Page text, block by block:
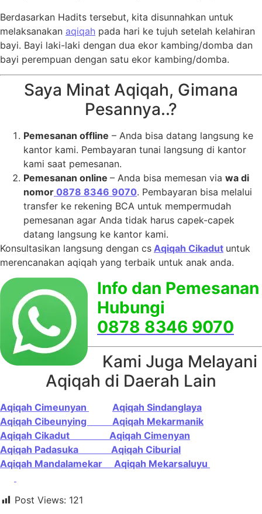
Berdasarkan Hadits tersebut, kita disunnahkan untuk
melaksanakan aqiqah pada hari ke tujuh setelah kelahiran
bayi. Bayi laki-laki dengan dua ekor kambing/domba dan
bayi perempuan dengan satu ekor kambing/domba.
Saya Minat Aqiqah, Gimana
Pesannya..?
Pemesanan offline – Anda bisa datang langsung ke
kantor kami. Pembayaran tunai langsung di kantor
kami saat pemesanan.
Pemesanan online – Anda bisa memesan via wa di
nomor 0878 8346 9070. Pembayaran bisa melalui
transfer ke rekening BCA untuk mempermudah
pemesanan agar Anda tidak harus capek-capek
datang langsung ke kantor kami.
Konsultasikan langsung dengan cs Aqiqah Cikadut untuk
merencanakan aqiqah yang terbaik untuk anak anda.
Info dan Pemesanan
Hubungi
0878 8346 9070
Kami Juga Melayani
Aqiqah di Daerah Lain
Aqiqah Cimeunyan
Aqiqah Sindanglaya
Aqiqah Cibeunying Aqiqah Mekarmanik
Aqiqah Cikadut Aqiqah Cimenyan
Aqiqah Padasuka Aqiqah Ciburial
Aqiqah Mandalamekar Aqiqah Mekarsaluyu
Post Views: 121